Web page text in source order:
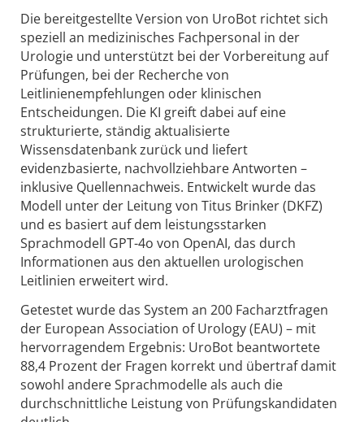
Die bereitgestellte Version von UroBot richtet sich
speziell an medizinisches Fachpersonal in der
Urologie und unterstützt bei der Vorbereitung auf
Prüfungen, bei der Recherche von
Leitlinienempfehlungen oder klinischen
Entscheidungen. Die KI greift dabei auf eine
strukturierte, ständig aktualisierte
Wissensdatenbank zurück und liefert
evidenzbasierte, nachvollziehbare Antworten –
inklusive Quellennachweis. Entwickelt wurde das
Modell unter der Leitung von Titus Brinker (DKFZ)
und es basiert auf dem leistungsstarken
Sprachmodell GPT-4o von OpenAI, das durch
Informationen aus den aktuellen urologischen
Leitlinien erweitert wird.
Getestet wurde das System an 200 Facharztfragen
der European Association of Urology (EAU) – mit
hervorragendem Ergebnis: UroBot beantwortete
88,4 Prozent der Fragen korrekt und übertraf damit
sowohl andere Sprachmodelle als auch die
durchschnittliche Leistung von Prüfungskandidaten